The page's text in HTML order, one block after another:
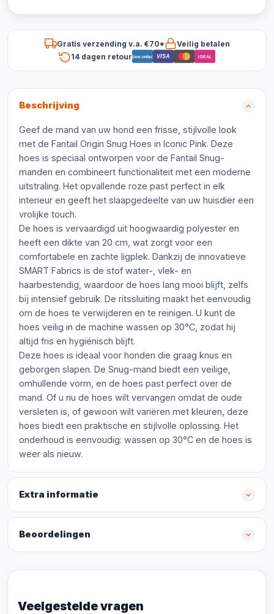
Gratis verzending v.a. €70*
Veilig betalen
14 dagen retourBancontact VISA iDEAL
Beschrijving
Geef de mand van uw hond een frisse, stijlvolle look
met de Fantail Origin Snug Hoes in Iconic Pink. Deze
hoes is speciaal ontworpen voor de Fantail Snug-
manden en combineert functionaliteit met een moderne
uitstraling. Het opvallende roze past perfect in elk
interieur en geeft het slaapgedeelte van uw huisdier een
vrolijke touch.
De hoes is vervaardigd uit hoogwaardig polyester en
heeft een dikte van 20 cm, wat zorgt voor een
comfortabele en zachte ligplek. Dankzij de innovatieve
SMART Fabrics is de stof water-, vlek- en
haarbestendig, waardoor de hoes lang mooi blijft, zelfs
bij intensief gebruik. De ritssluiting maakt het eenvoudig
om de hoes te verwijderen en te reinigen. U kunt de
hoes veilig in de machine wassen op 30°C, zodat hij
altijd fris en hygiënisch blijft.
Deze hoes is ideaal voor honden die graag knus en
geborgen slapen. De Snug-mand biedt een veilige,
omhullende vorm, en de hoes past perfect over de
mand. Of u nu de hoes wilt vervangen omdat de oude
versleten is, of gewoon wilt variëren met kleuren, deze
hoes biedt een praktische en stijlvolle oplossing. Het
onderhoud is eenvoudig: wassen op 30°C en de hoes is
weer als nieuw.
Extra informatie
Beoordelingen
Veelgestelde vragen